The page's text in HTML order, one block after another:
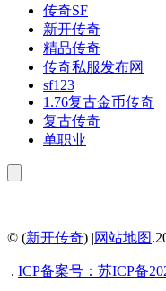
传奇SF
新开传奇
精品传奇
传奇私服发布网
sf123
1.76复古金币传奇
复古传奇
单职业
© (新开传奇) |网站地图
. ICP备案号： 苏ICP备